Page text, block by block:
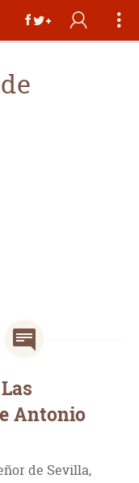
Antonio
de Sevilla,